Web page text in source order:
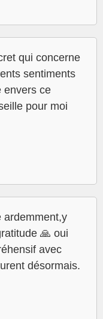
qui concerne
sentiments
envers ce
pour moi
ardemment,y
🙏 oui
avec
désormais.